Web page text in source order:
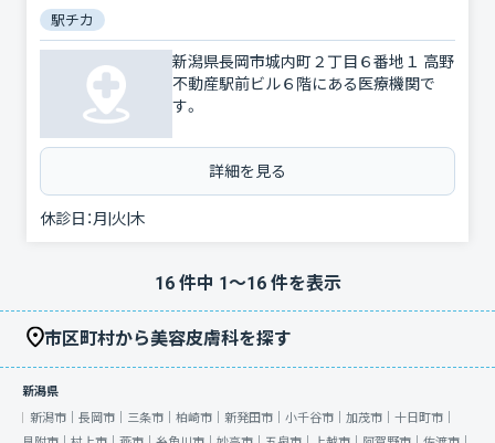
駅チカ
新潟県長岡市城内町２丁目６番地１ 高野
不動産駅前ビル６階にある医療機関で
す。
詳細を見る
休診日：月|火|木
16件中 1〜16件を表示
市区町村から美容皮膚科を探す
新潟県
新潟市｜ 長岡市｜ 三条市｜ 柏崎市｜ 新発田市｜ 小千谷市｜ 加茂市｜ 十日町市｜